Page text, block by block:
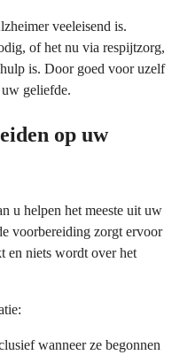
veeleisend is.
of het nu via respijtzorg,
is. Door goed voor uzelf
geliefde.
op uw
u helpen het meeste uit uw
voorbereiding zorgt ervoor
en niets wordt over het
wanneer ze begonnen